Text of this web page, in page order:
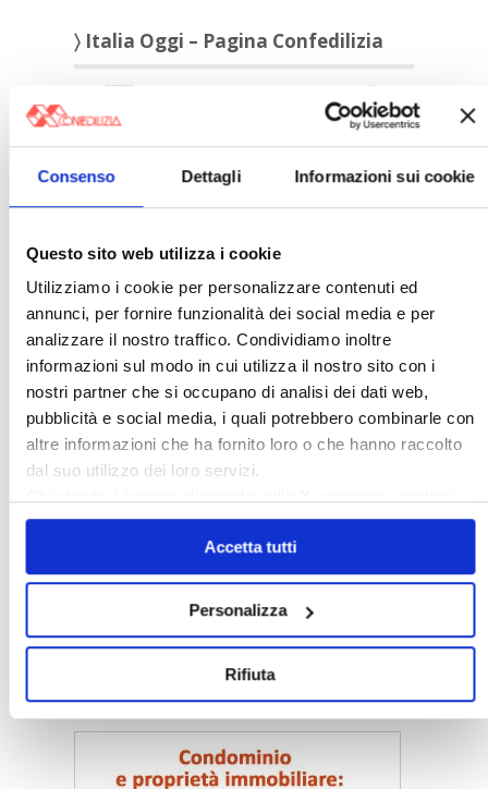
Consenso Dettagli Informazioni sui cookie
Questo sito web utilizza i cookie
Utilizziamo i cookie per personalizzare contenuti ed
annunci, per fornire funzionalità dei social media e per
analizzare il nostro traffico. Condividiamo inoltre
informazioni sul modo in cui utilizza il nostro sito con i
nostri partner che si occupano di analisi dei dati web,
pubblicità e social media, i quali potrebbero combinarle con
altre informazioni che ha fornito loro o che hanno raccolto
dal suo utilizzo dei loro servizi.
solo i cookie necessari.
Accetta tutti
Personalizza
Rifiuta
〉 Italia Oggi – Pagina Confedilizia
Italia Oggi – Luglio 2026
〉 Rubriche
〉 Notizie e Banche dati